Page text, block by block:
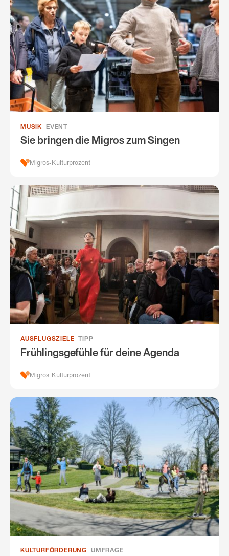
MUSIK EVENT
Sie bringen die Migros zum Singen
Migros-Kulturprozent
AUSFLUGSZIELE TIPP
Frühlingsgefühle für deine Agenda
Migros-Kulturprozent
KULTURFÖRDERUNG UMFRAGE